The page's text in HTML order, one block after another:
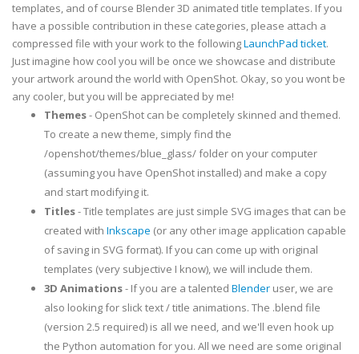
templates, and of course Blender 3D animated title templates. If you
have a possible contribution in these categories, please attach a
compressed file with your work to the followingLaunchPad ticket.
Just imagine how cool you will be once we showcase and distribute
your artwork around the world with OpenShot. Okay, so you wont be
any cooler, but you will be appreciated by me!
Themes- OpenShot can be completely skinned and themed.
To create a new theme, simply find the
/openshot/themes/blue_glass/ folder on your computer
(assuming you have OpenShot installed) and make a copy
and start modifying it.
Titles- Title templates are just simple SVG images that can be
created with Inkscape (or any other image application capable
of saving in SVG format). If you can come up with original
templates (very subjective I know), we will include them.
3D Animations- If you are a talented Blender user, we are
also looking for slick text / title animations. The .blend file
(version 2.5 required) is all we need, and we'll even hook up
the Python automation for you. All we need are some original